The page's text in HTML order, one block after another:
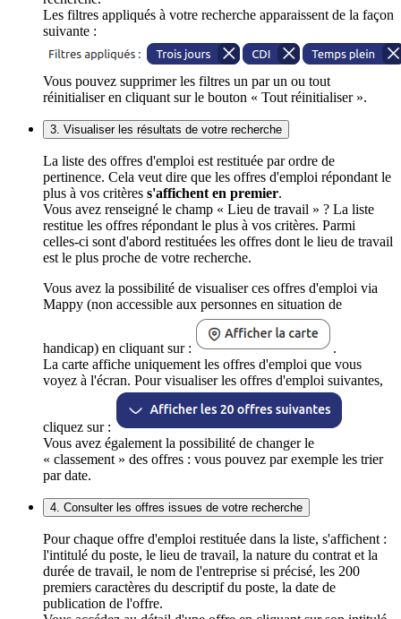
Les filtres appliqués à votre recherche apparaissent de la façon
suivante :
Vous pouvez supprimer les filtres un par un ou tout
réinitialiser en cliquant sur le bouton « Tout réinitialiser ».
3. Visualiser les résultats de votre recherche
La liste des offres d'emploi est restituée par ordre de
pertinence. Cela veut dire que les offres d'emploi répondant le
plus à vos critères s'affichent en premier.
Vous avez renseigné le champ « Lieu de travail » ? La liste
restitue les offres répondant le plus à vos critères. Parmi
celles-ci sont d'abord restituées les offres dont le lieu de travail
est le plus proche de votre recherche.
Vous avez la possibilité de visualiser ces offres d'emploi via
Mappy (non accessible aux personnes en situation de
handicap) en cliquant sur :
.
La carte affiche uniquement les offres d'emploi que vous
voyez à l'écran. Pour visualiser les offres d'emploi suivantes,
cliquez sur :
Vous avez également la possibilité de changer le
« classement » des offres : vous pouvez par exemple les trier
par date.
4. Consulter les offres issues de votre recherche
Pour chaque offre d'emploi restituée dans la liste, s'affichent :
l'intitulé du poste, le lieu de travail, la nature du contrat et la
durée de travail, le nom de l'entreprise si précisé, les 200
premiers caractères du descriptif du poste, la date de
publication de l'offre.